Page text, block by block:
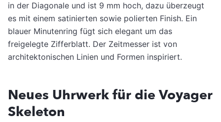
in der Diagonale und ist 9 mm hoch, dazu überzeugt
es mit einem satinierten sowie polierten Finish. Ein
blauer Minutenring fügt sich elegant um das
freigelegte Zifferblatt. Der Zeitmesser ist von
architektonischen Linien und Formen inspiriert.
Neues Uhrwerk für die Voyager
Skeleton